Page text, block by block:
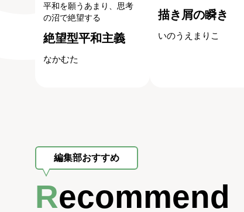
平和を願うあまり、思考
の沼で絶望する
絶望型平和主義
なかむた
描き屑の瞬き
いのうえまりこ
編集部おすすめ
Recommend